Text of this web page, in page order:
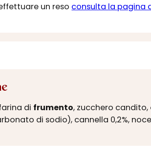
un reso consulta la pagina
di frumento, zucchero candito,
di sodio), cannella 0,2%,